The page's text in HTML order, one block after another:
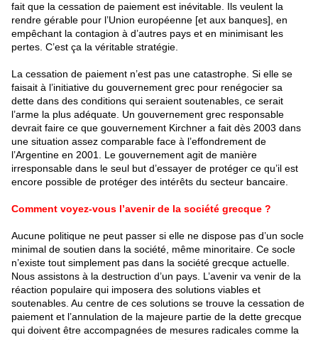
fait que la cessation de paiement est inévitable. Ils veulent la
rendre gérable pour l’Union européenne [et aux banques], en
empêchant la contagion à d’autres pays et en minimisant les
pertes. C’est ça la véritable stratégie.
La cessation de paiement n’est pas une catastrophe. Si elle se
faisait à l’initiative du gouvernement grec pour renégocier sa
dette dans des conditions qui seraient soutenables, ce serait
l’arme la plus adéquate. Un gouvernement grec responsable
devrait faire ce que gouvernement Kirchner a fait dès 2003 dans
une situation assez comparable face à l’effondrement de
l’Argentine en 2001. Le gouvernement agit de manière
irresponsable dans le seul but d’essayer de protéger ce qu’il est
encore possible de protéger des intérêts du secteur bancaire.
Comment voyez-vous l’avenir de la société grecque ?
Aucune politique ne peut passer si elle ne dispose pas d’un socle
minimal de soutien dans la société, même minoritaire. Ce socle
n’existe tout simplement pas dans la société grecque actuelle.
Nous assistons à la destruction d’un pays. L’avenir va venir de la
réaction populaire qui imposera des solutions viables et
soutenables. Au centre de ces solutions se trouve la cessation de
paiement et l’annulation de la majeure partie de la dette grecque
qui doivent être accompagnées de mesures radicales comme la